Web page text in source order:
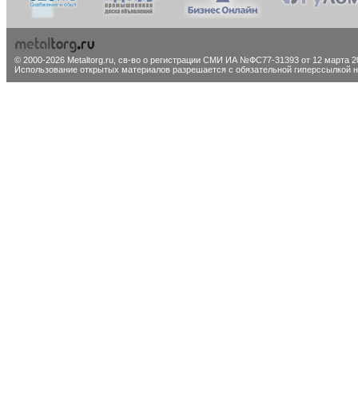
© 2000-2026 Metaltorg.ru, св-во о регистрации СМИ ИА №ФС77-31393 от 12 марта
Использование открытых материалов разрешается с обязательной гиперссылкой